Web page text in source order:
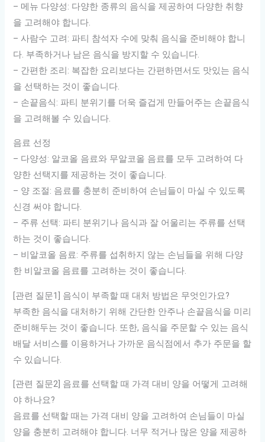
– 메뉴 다양성: 다양한 종류의 음식을 제공하여 다양한 취향
을 고려해야 합니다.
– 사람수 고려: 파티 참석자 수에 맞춰 음식을 준비해야 합니
다. 부족하거나 남은 음식을 방지할 수 있습니다.
– 간편한 조리: 복잡한 요리보다는 간편하면서도 맛있는 음식
을 선택하는 것이 좋습니다.
– 손끝음식: 파티 분위기를 더욱 즐겁게 만들어주는 손끝음식
을 고려해볼 수 있습니다.
음료 선정
– 다양성: 알코올 음료와 무알코올 음료를 모두 고려하여 다
양한 선택지를 제공하는 것이 좋습니다.
– 양 조절: 음료를 충분히 준비하여 손님들이 마실 수 있도록
신경 써야 합니다.
– 주류 선택: 파티 분위기나 음식과 잘 어울리는 주류를 선택
하는 것이 좋습니다.
– 비알코올 음료: 주류를 섭취하지 않는 손님들을 위해 다양
한 비알코올 음료를 고려하는 것이 좋습니다.
[관련 질문1] 음식이 부족할 때 대처 방법은 무엇인가요?
부족한 음식을 대처하기 위해 간단한 안주나 손끝음식을 미리
준비해두는 것이 좋습니다. 또한, 음식을 주문할 수 있는 음식
배달 서비스를 이용하거나 가까운 음식점에서 추가 주문을 할
수 있습니다.
[관련 질문2] 음료를 선택할 때 가격 대비 양을 어떻게 고려해
야 하나요?
음료를 선택할 때는 가격 대비 양을 고려하여 손님들이 마실
양을 충분히 고려해야 합니다. 너무 적거나 많은 양을 제공하